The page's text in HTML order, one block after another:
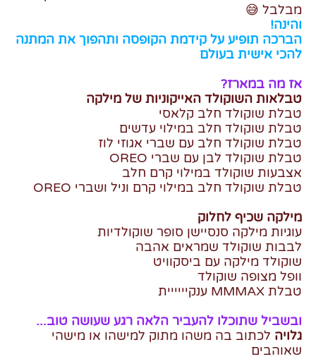
מבלבל 😅
והינה!
הברכה תופיע על קידמת הקופסה ותהפוך את המתנה
להכי אישית בעולם
אז מה במארז?
טבלאות השוקולד האייקוניות של מילקה
טבלת שוקולד חלב קלאסי
טבלת שוקולד חלב במילוי עדשים
טבלת שוקולד חלב עם שברי אגוזי לוז
טבלת שוקולד לבן עם שברי OREO
אצבעות שוקולד במילוי קרם חלב
טבלת שוקולד חלב במילוי קרם וניל ושברי OREO
מילקה שכיף לחלוק
עוגיות מילקה סנסיישן סופר שוקולדיות
לבבות שוקולד שמראים אהבה
שוקולד מילקה עם ביסקוויט
וופל מצופה שוקולד
טבלת MMMAX ענקיייייית
ובשביל שתוכלו להעביר הלאה רגע שעושה טוב...
גלויה לכתוב בה משהו מתוק למישהו או מישהי
שאוהבים